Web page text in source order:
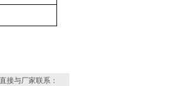
接与厂家联系：